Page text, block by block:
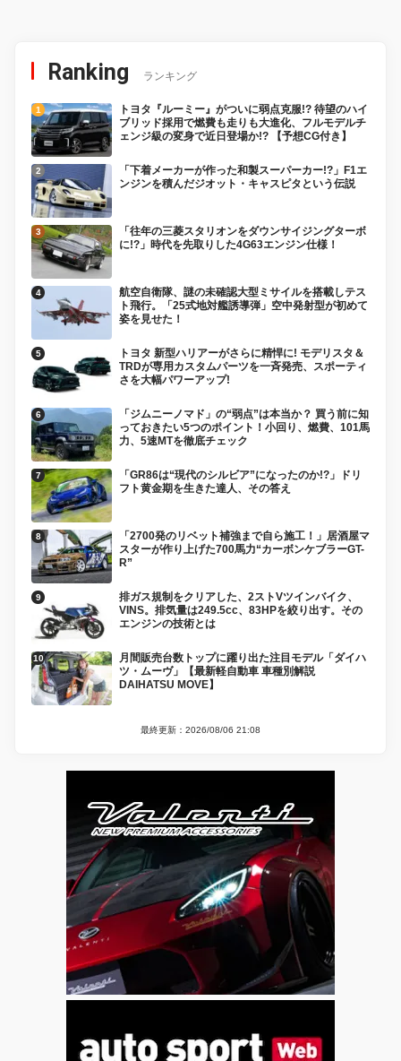
Ranking ランキング
トヨタ『ルーミー』がついに弱点克服!? 待望のハイ
ブリッド採用で燃費も走りも大進化、フルモデルチ
ェンジ級の変身で近日登場か!? 【予想CG付き】
「下着メーカーが作った和製スーパーカー!?」F1エ
ンジンを積んだジオット・キャスピタという伝説
「往年の三菱スタリオンをダウンサイジングターボ
に!?」時代を先取りした4G63エンジン仕様！
航空自衛隊、謎の未確認大型ミサイルを搭載しテス
ト飛行。「25式地対艦誘導弾」空中発射型が初めて
姿を見せた！
トヨタ 新型ハリアーがさらに精悍に! モデリスタ＆
TRDが専用カスタムパーツを一斉発売、スポーティ
さを大幅パワーアップ!
「ジムニーノマド」の“弱点”は本当か？ 買う前に知
っておきたい5つのポイント！小回り、燃費、101馬
力、5速MTを徹底チェック
「GR86は“現代のシルビア”になったのか!?」ドリ
フト黄金期を生きた達人、その答え
「2700発のリベット補強まで自ら施工！」居酒屋マ
スターが作り上げた700馬力“カーボンケブラーGT-
R”
排ガス規制をクリアした、2ストVツインバイク、
VINS。排気量は249.5cc、83HPを絞り出す。その
エンジンの技術とは
月間販売台数トップに躍り出た注目モデル「ダイハ
ツ・ムーヴ」【最新軽自動車 車種別解説
DAIHATSU MOVE】
最終更新：2026/08/06 21:08